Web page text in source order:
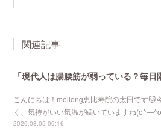
関連記事
こんにちは！meilong恵比寿院の太田です🐱
く、気持がいい気温が続いていますね
2026.08.05 06:16